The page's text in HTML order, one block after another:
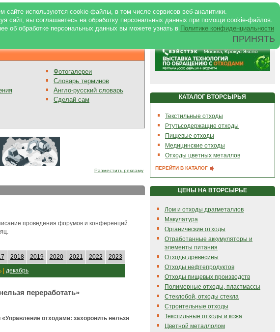
сайте используются cookie-файлы, в том числе сервисов веб-аналитики.
сайт, вы соглашаетесь на обработку персональных данных при помощи cookie-файлов.
об обработке персональных данных вы можете узнать в Политике конфиденциальности
ПРИНЯТЬ
|Реклама на портале|Реклама в журнале |
Фотогалереи
Словарь терминов
Англо-русский словарь
Сделай сам
Разместить рекламу
проведения форумов и конференций.
2018 2019 2020 2021 2022
2023
| декабрь
переработать»
отходами: захоронить нельзя
КАТАЛОГ ВТОРСЫРЬЯ
Текстильные отходы
Ртутьсодержащие отходы
Пищевые отходы
Медицинские отходы
Отходы цветных металлов
ПЕРЕЙТИ В КАТАЛОГ
ЦЕНЫ НА ВТОРСЫРЬЕ
Лом и отходы драгметаллов
Макулатура
Органические отходы
Отработанные аккумуляторы и
элементы питания
Отходы древесины
Отходы нефтепродуктов
Отходы пищевых производств
Полимерные отходы, пластмассы
Стеклобой, отходы стекла
Строительные отходы
Текстильные отходы и кожа
Цветной металлолом